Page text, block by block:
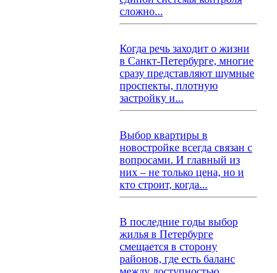
сложно...
Когда речь заходит о жизни
в Санкт-Петербурге, многие
сразу представляют шумные
проспекты, плотную
застройку и...
Выбор квартиры в
новостройке всегда связан с
вопросами. И главный из
них – не только цена, но и
кто строит, когда...
В последние годы выбор
жилья в Петербурге
смещается в сторону
районов, где есть баланс